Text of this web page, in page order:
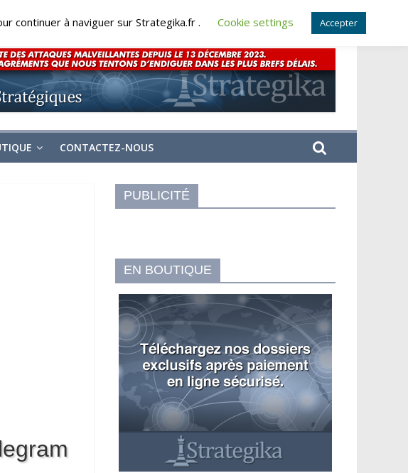
CONTACTEZ-NOUS
PUBLICITÉ
EN BOUTIQUE
continuer à naviguer sur Strategika.fr . Cookie settings Accepter